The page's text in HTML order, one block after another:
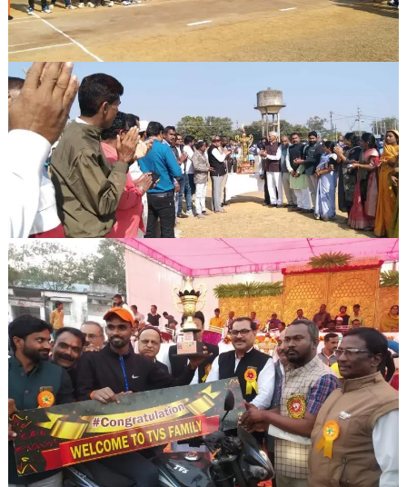
क्र.-04
की
टीम